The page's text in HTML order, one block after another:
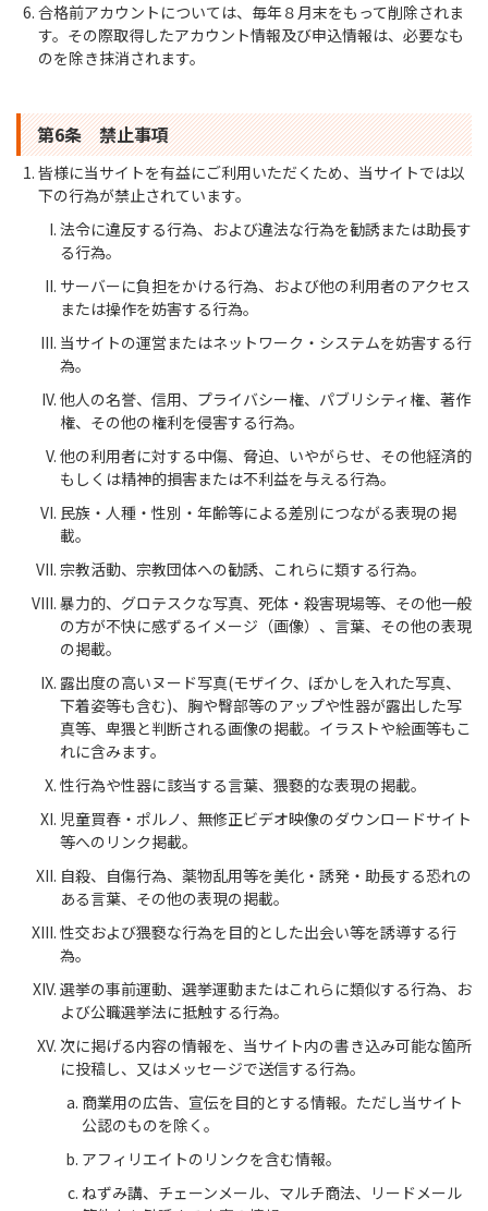
合格前アカウントについては、毎年８月末をもって削除されま
す。その際取得したアカウント情報及び申込情報は、必要なも
のを除き抹消されます。
第6条 禁止事項
皆様に当サイトを有益にご利用いただくため、当サイトでは以
下の行為が禁止されています。
法令に違反する行為、および違法な行為を勧誘または助長す
る行為。
サーバーに負担をかける行為、および他の利用者のアクセス
または操作を妨害する行為。
当サイトの運営またはネットワーク・システムを妨害する行
為。
他人の名誉、信用、プライバシー権、パブリシティ権、著作
権、その他の権利を侵害する行為。
他の利用者に対する中傷、脅迫、いやがらせ、その他経済的
もしくは精神的損害または不利益を与える行為。
民族・人種・性別・年齢等による差別につながる表現の掲
載。
宗教活動、宗教団体への勧誘、これらに類する行為。
暴力的、グロテスクな写真、死体・殺害現場等、その他一般
の方が不快に感ずるイメージ（画像）、言葉、その他の表現
の掲載。
露出度の高いヌード写真(モザイク、ぼかしを入れた写真、
下着姿等も含む)、胸や臀部等のアップや性器が露出した写
真等、卑猥と判断される画像の掲載。イラストや絵画等もこ
れに含みます。
性行為や性器に該当する言葉、猥褻的な表現の掲載。
児童買春・ポルノ、無修正ビデオ映像のダウンロードサイト
等へのリンク掲載。
自殺、自傷行為、薬物乱用等を美化・誘発・助長する恐れの
ある言葉、その他の表現の掲載。
性交および猥褻な行為を目的とした出会い等を誘導する行
為。
選挙の事前運動、選挙運動またはこれらに類似する行為、お
よび公職選挙法に抵触する行為。
次に掲げる内容の情報を、当サイト内の書き込み可能な箇所
に投稿し、又はメッセージで送信する行為。
商業用の広告、宣伝を目的とする情報。ただし当サイト
公認のものを除く。
アフィリエイトのリンクを含む情報。
ねずみ講、チェーンメール、マルチ商法、リードメール